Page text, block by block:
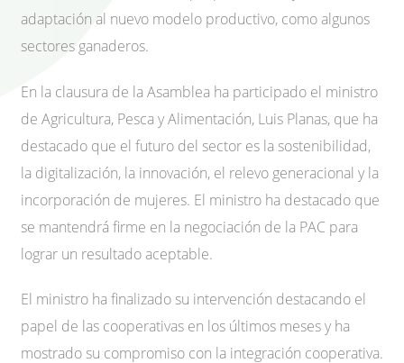
adaptación al nuevo modelo productivo, como algunos
sectores ganaderos.
En la clausura de la Asamblea ha participado el ministro
de Agricultura, Pesca y Alimentación, Luis Planas, que ha
destacado que el futuro del sector es la sostenibilidad,
la digitalización, la innovación, el relevo generacional y la
incorporación de mujeres. El ministro ha destacado que
se mantendrá firme en la negociación de la PAC para
lograr un resultado aceptable.
El ministro ha finalizado su intervención destacando el
papel de las cooperativas en los últimos meses y ha
mostrado su compromiso con la integración cooperativa.